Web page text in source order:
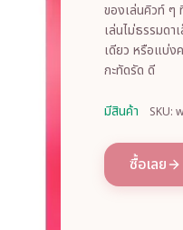
ของเล่นคิวท์ ๆ
เล่นไม่ธรรมด
เดียว หรือแบ่งค
กะทัดรัด ดี
มีสินค้า SKU:
ซื้อเลย